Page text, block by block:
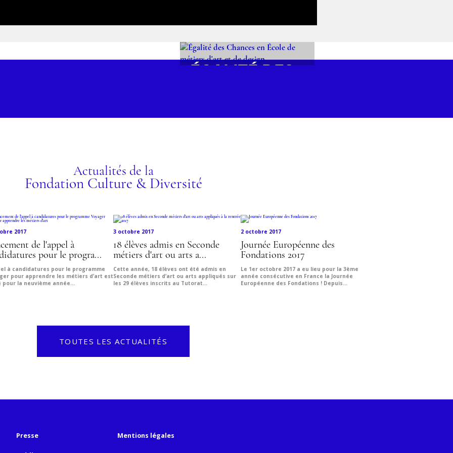
ÉGALITÉ DES
MÉTIERS D'ART
Actualités de la
Fondation Culture & Diversité
2017
de l'appel à
pour le progra...
à candidatures pour le programme
pour apprendre les métiers d’art est
pour la neuvième année...
3 octobre 2017
18 élèves admis en Seconde
métiers d'art ou arts a...
Cette année, 18 élèves ont été admis en
Seconde métiers d’art ou arts appliqués sur
les 29 élèves inscrits au Tutorat...
2 octobre 2017
Journée Européenne des
Fondations 2017
Le 1er octobre 2017 a eu lieu pour la 3ème
année consécutive en France la Journée
Européenne des Fondations ! Depuis...
TOUTES LES ACTUALITÉS
Presse Mentions légales